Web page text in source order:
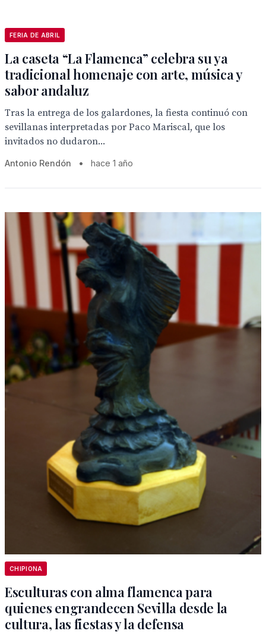
FERIA DE ABRIL
La caseta “La Flamenca” celebra su ya
tradicional homenaje con arte, música y
sabor andaluz
Tras la entrega de los galardones, la fiesta continuó con
sevillanas interpretadas por Paco Mariscal, que los
invitados no dudaron...
Antonio Rendón • hace 1 año
CHIPIONA
Esculturas con alma flamenca para
quienes engrandecen Sevilla desde la
cultura, las fiestas y la defensa